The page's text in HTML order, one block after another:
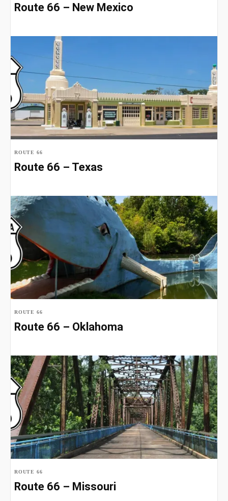
Route 66 – New Mexico
ROUTE 66
Route 66 – Texas
ROUTE 66
Route 66 – Oklahoma
ROUTE 66
Route 66 – Missouri